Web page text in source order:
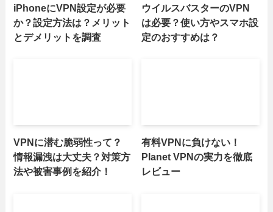
iPhoneにVPN設定が必要
か？設定方法は？メリット
とデメリットを調査
ウイルスバスターのVPN
は必要？使い方やスマホ設
定のおすすめは？
VPNに潜む脆弱性って？
情報漏洩は大丈夫？対策方
法や被害事例を紹介！
有料VPNに負けない！
Planet VPNの実力を徹底
レビュー